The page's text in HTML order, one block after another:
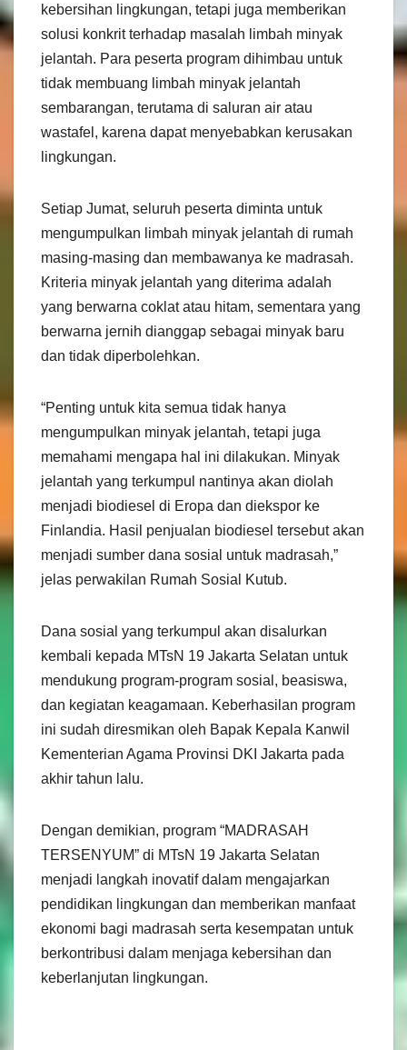
kebersihan lingkungan, tetapi juga memberikan
solusi konkrit terhadap masalah limbah minyak
jelantah. Para peserta program dihimbau untuk
tidak membuang limbah minyak jelantah
sembarangan, terutama di saluran air atau
wastafel, karena dapat menyebabkan kerusakan
lingkungan.
Setiap Jumat, seluruh peserta diminta untuk
mengumpulkan limbah minyak jelantah di rumah
masing-masing dan membawanya ke madrasah.
Kriteria minyak jelantah yang diterima adalah
yang berwarna coklat atau hitam, sementara yang
berwarna jernih dianggap sebagai minyak baru
dan tidak diperbolehkan.
“Penting untuk kita semua tidak hanya
mengumpulkan minyak jelantah, tetapi juga
memahami mengapa hal ini dilakukan. Minyak
jelantah yang terkumpul nantinya akan diolah
menjadi biodiesel di Eropa dan diekspor ke
Finlandia. Hasil penjualan biodiesel tersebut akan
menjadi sumber dana sosial untuk madrasah,”
jelas perwakilan Rumah Sosial Kutub.
Dana sosial yang terkumpul akan disalurkan
kembali kepada MTsN 19 Jakarta Selatan untuk
mendukung program-program sosial, beasiswa,
dan kegiatan keagamaan. Keberhasilan program
ini sudah diresmikan oleh Bapak Kepala Kanwil
Kementerian Agama Provinsi DKI Jakarta pada
akhir tahun lalu.
Dengan demikian, program “MADRASAH
TERSENYUM” di MTsN 19 Jakarta Selatan
menjadi langkah inovatif dalam mengajarkan
pendidikan lingkungan dan memberikan manfaat
ekonomi bagi madrasah serta kesempatan untuk
berkontribusi dalam menjaga kebersihan dan
keberlanjutan lingkungan.